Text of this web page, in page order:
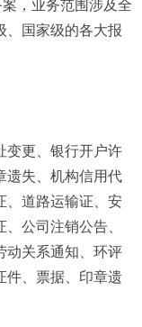
，业务范围涉及全
、国家级的各大报
变更、银行开户许
遗失、机构信用代
、道路运输证、安
公司注销公告、
动关系通知、环评
件、票据、印章遗